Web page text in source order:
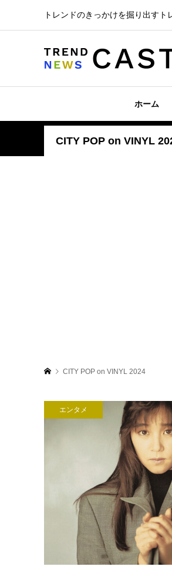
トレンドのきっかけを掘り出すト
ホーム
CITY POP on VINYL
CITY POP on VINYL 2024
エンタメ